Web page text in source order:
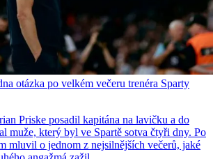
otázka po velkém večeru trenéra Sparty
Priske posadil kapitána na lavičku a do
muže, který byl ve Spartě sotva čtyři dny. Po
mluvil o jednom z nejsilnějších večerů, jaké